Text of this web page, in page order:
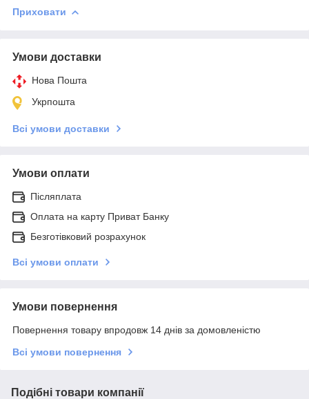
Приховати
Умови доставки
Нова Пошта
Укрпошта
Всі умови доставки
Умови оплати
Післяплата
Оплата на карту Приват Банку
Безготівковий розрахунок
Всі умови оплати
Умови повернення
Повернення товару впродовж 14 днів за домовленістю
Всі умови повернення
Подібні товари компанії